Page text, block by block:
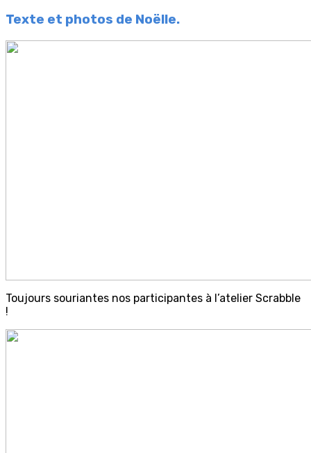
Texte et photos de Noëlle.
Toujours souriantes nos participantes à l’atelier Scrabble
!